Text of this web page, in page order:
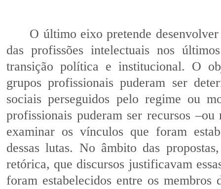
O último eixo pretende
das profissões intelectuais nos
transição política e institucional. O
grupos profissionais puderam ser
sociais perseguidos pelo regime ou
profissionais puderam ser recursos
examinar os vínculos que foram
dessas lutas. No âmbito das
retórica, que discursos justificavam
foram estabelecidos entre os membros